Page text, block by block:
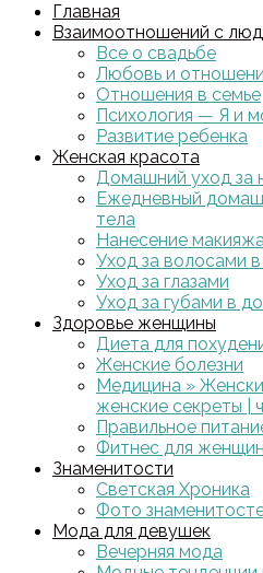
Главная
Взаимоотношений с
Все о свадьбе
Любовь и
Отношения в семье
Психология — Я и
Развитие ребенка
Женская красота
Домашний уход за
Ежедневный
тела
Нанесение
Уход за волосами
Уход за глазами
Уход за губами в
Здоровье женщины
Диета для
Женские болезни
Медицина »
женские секреты |
Правильное
Фитнес для женщин
Знаменитости
Светская Хроника
Фото
Мода для девушек
Вечерняя мода